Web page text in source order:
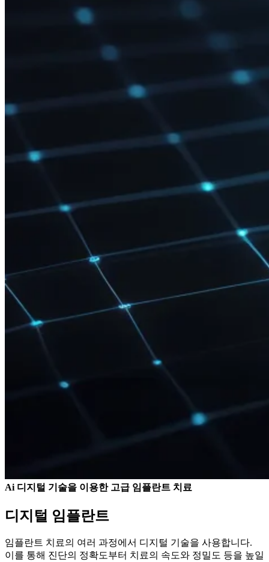
Ai 디지털 기술을 이용한 고급 임플란트 치료
디지털 임플란트
임플란트 치료의 여러 과정에서 디지털 기술을 사용합니다.
이를 통해 진단의 정확도부터 치료의 속도와 정밀도 등을 높일